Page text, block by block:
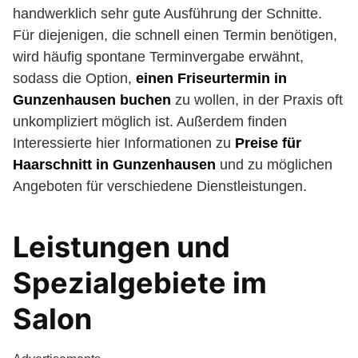
handwerklich sehr gute Ausführung der Schnitte.
Für diejenigen, die schnell einen Termin benötigen,
wird häufig spontane Terminvergabe erwähnt,
sodass die Option, einen Friseurtermin in
Gunzenhausen buchen zu wollen, in der Praxis oft
unkompliziert möglich ist. Außerdem finden
Interessierte hier Informationen zu Preise für
Haarschnitt in Gunzenhausen und zu möglichen
Angeboten für verschiedene Dienstleistungen.
Leistungen und
Spezialgebiete im
Salon